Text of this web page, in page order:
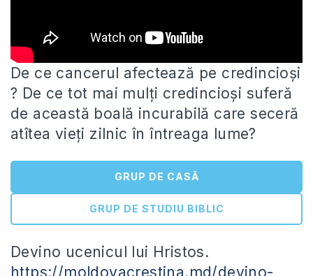
De ce cancerul afectează pe credincioși
? De ce tot mai mulți credincioși suferă
de această boală incurabilă care seceră
atîtea vieți zilnic în întreaga lume?
GRUP DE CASĂ
GRUP DE STUDIU BIBLIC
Devino ucenicul lui Hristos.
https://moldovacrestina.md/devino-